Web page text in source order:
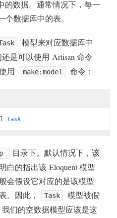
的数据。通常情况下，每一
个数据库中的表。
模型来对应数据库中
是可以使用 Artisan 命令
用
make:model 命令：
Task
目录下。默认情况下，该
白的指出该 Eloquent 模型
会假设它对应的是该模型
。因此，
Task
模型被假
们的空数据模型应该是这